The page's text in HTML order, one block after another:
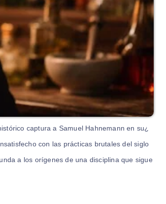
captura a Samuel Hahnemann en su
con las prácticas brutales del siglo
a los orígenes de una disciplina que sigue